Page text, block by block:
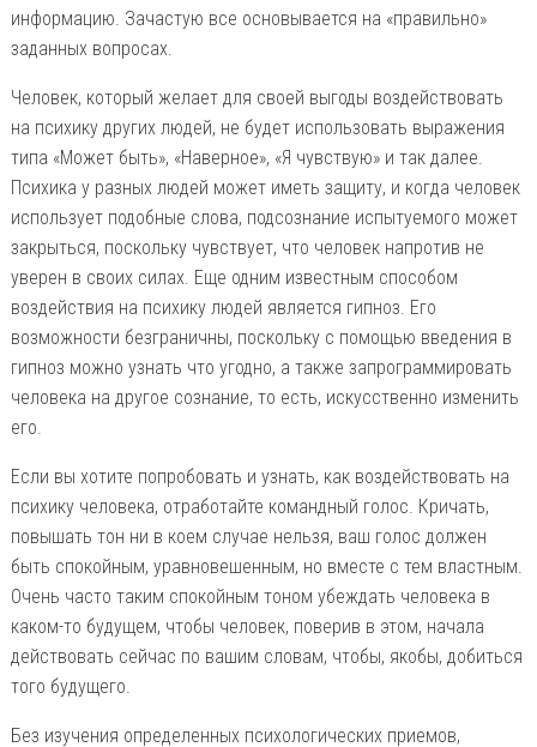
информацию. Зачастую все основывается на «правильно»
заданных вопросах.
Человек, который желает для своей выгоды воздействовать
на психику других людей, не будет использовать выражения
типа «Может быть», «Наверное», «Я чувствую» и так далее.
Психика у разных людей может иметь защиту, и когда человек
использует подобные слова, подсознание испытуемого может
закрыться, поскольку чувствует, что человек напротив не
уверен в своих силах. Еще одним известным способом
воздействия на психику людей является гипноз. Его
возможности безграничны, поскольку с помощью введения в
гипноз можно узнать что угодно, а также запрограммировать
человека на другое сознание, то есть, искусственно изменить
его.
Если вы хотите попробовать и узнать, как воздействовать на
психику человека, отработайте командный голос. Кричать,
повышать тон ни в коем случае нельзя, ваш голос должен
быть спокойным, уравновешенным, но вместе с тем властным.
Очень часто таким спокойным тоном убеждать человека в
каком-то будущем, чтобы человек, поверив в этом, начала
действовать сейчас по вашим словам, чтобы, якобы, добиться
того будущего.
Без изучения определенных психологических приемов,